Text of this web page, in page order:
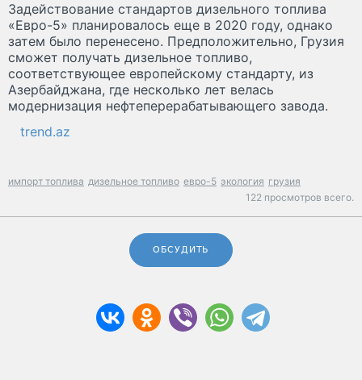
Задействование стандартов дизельного топлива
«Евро-5» планировалось еще в 2020 году, однако
затем было перенесено. Предположительно, Грузия
сможет получать дизельное топливо,
соответствующее европейскому стандарту, из
Азербайджана, где несколько лет велась
модернизация нефтеперерабатывающего завода.
trend.az
импорт топлива дизельное топливо евро-5 экология грузия
122 просмотров всего.
ОБСУДИТЬ